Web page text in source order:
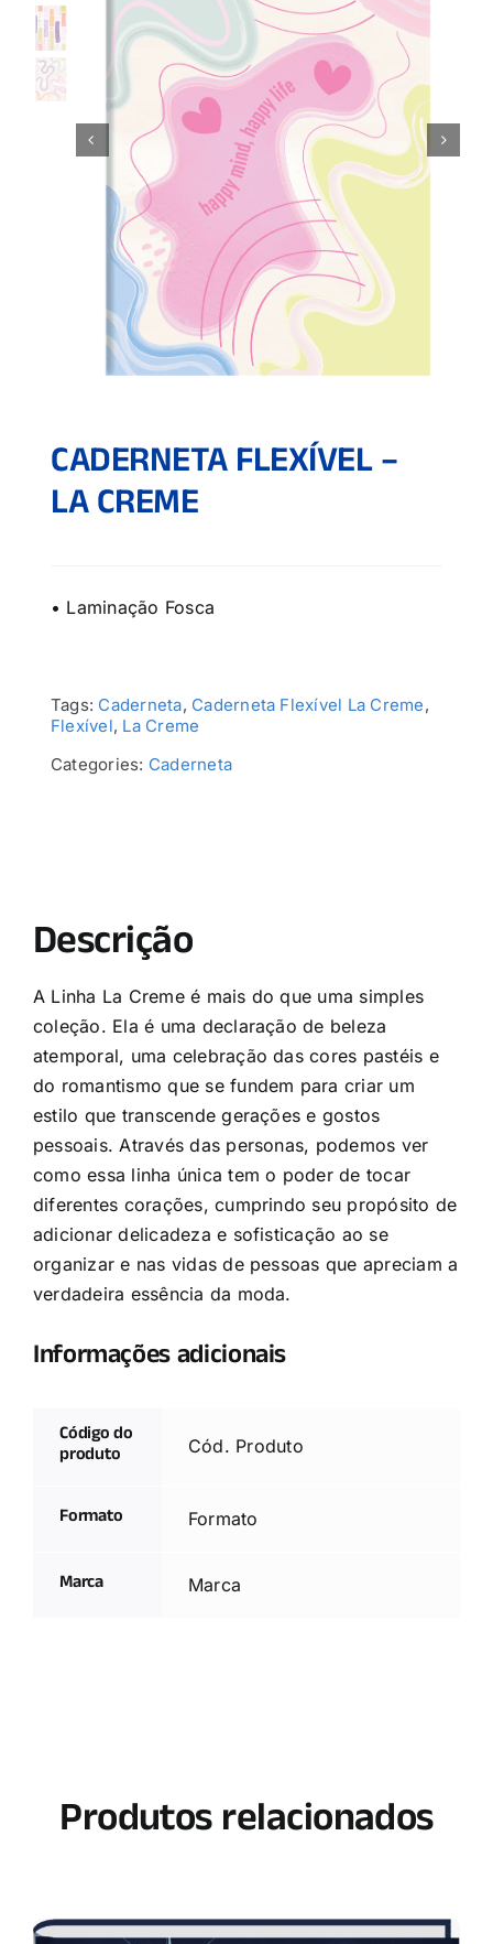
CADERNETA FLEXÍVEL –
LA CREME
• Laminação Fosca
Tags: Caderneta, Caderneta Flexível La Creme,
Flexível, La Creme
Categories: Caderneta
Descrição
A Linha La Creme é mais do que uma simples
coleção. Ela é uma declaração de beleza
atemporal, uma celebração das cores pastéis e
do romantismo que se fundem para criar um
estilo que transcende gerações e gostos
pessoais. Através das personas, podemos ver
como essa linha única tem o poder de tocar
diferentes corações, cumprindo seu propósito de
adicionar delicadeza e sofisticação ao se
organizar e nas vidas de pessoas que apreciam a
verdadeira essência da moda.
Informações adicionais
Código do
produto Cód. Produto
Formato Formato
Marca Marca
Produtos relacionados